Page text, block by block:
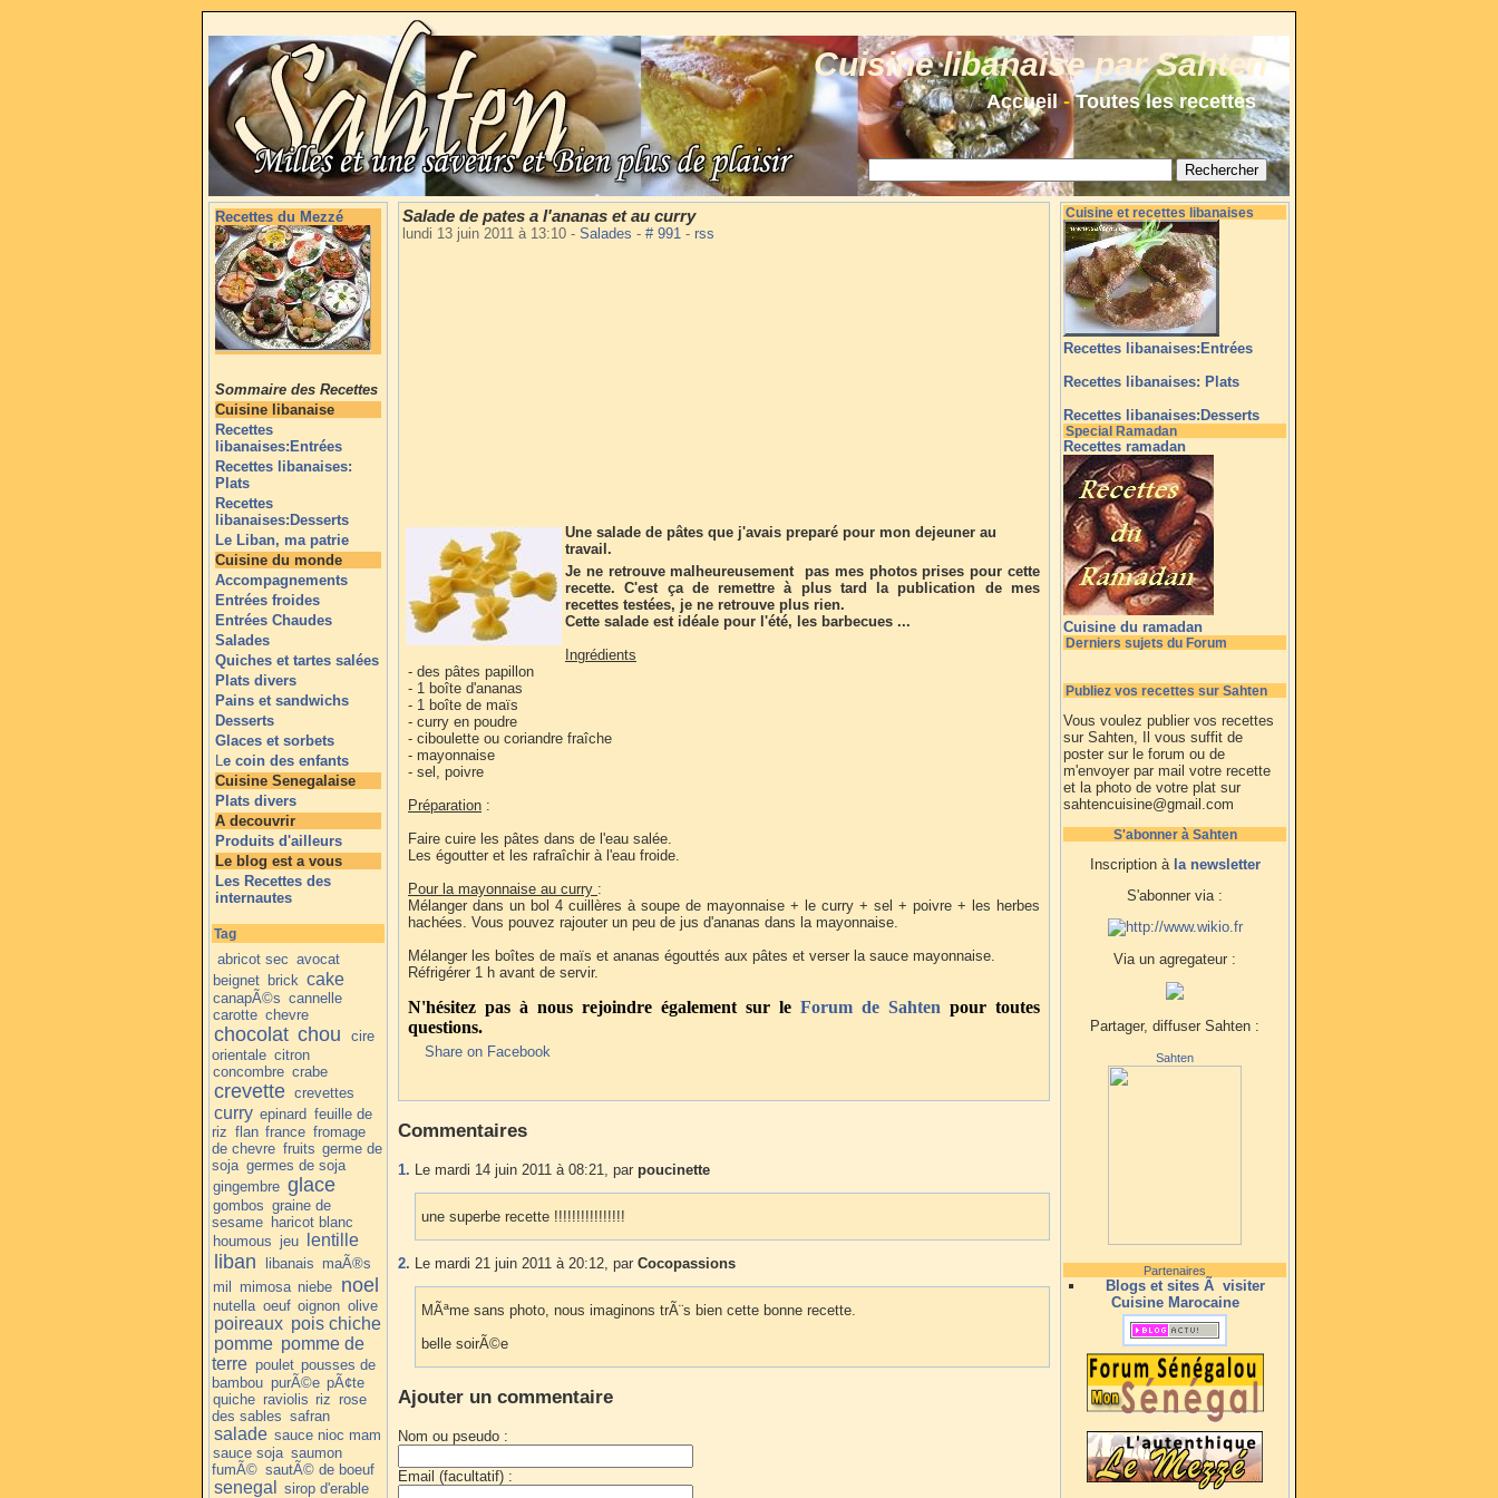
Cuisine libanaise par Sahten
Accueil-Toutes les recettes
Recettes du Mezzé
Sommaire des Recettes
Cuisine libanaise
Recettes
libanaises:Entrées
Recettes libanaises:
Plats
Recettes
libanaises:Desserts
Le Liban, ma patrie
Cuisine du monde
Accompagnements
Entrées froides
Entrées Chaudes
Salades
Quiches et tartes salées
Plats divers
Pains et sandwichs
Desserts
Glaces et sorbets
Le coin des enfants
Cuisine Senegalaise
Plats divers
A decouvrir
Produits d'ailleurs
Le blog est a vous
Les Recettes des
internautes
Tag
abricot sec avocat
beignet brick cake
canapÃ©s cannelle
carotte chevre
chocolat chou
cire
orientale citron
concombre crabe
crevette crevettes
curry epinard feuille de
riz flan france fromage
de chevre fruits germe de
soja germes de soja
gingembre glace
gombos graine de
sesame haricot blanc
houmous jeu lentille
liban libanais maÃ®s
mil mimosa niebe noel
nutella oeuf oignon olive
poireaux pois chiche
pomme pomme de
terre poulet pousses de
bambou purÃ©e pÃ¢te
quiche raviolis riz rose
des sables safran
salade sauce nioc mam
sauce soja saumon
fumÃ© sautÃ© de boeuf
senegal
sirop d'erable
Salade de pates a l'ananas et au curry
lundi 13 juin 2011 à 13:10 - Salades - # 991 - rss
Une salade de pâtes que j'avais preparé pour mon dejeuner au
travail.
Je ne retrouve malheureusement pas mes photos prises pour cette
recette. C'est ça de remettre à plus tard la publication de mes
recettes testées, je ne retrouve plus rien.
Cette salade est idéale pour l'été, les barbecues ...
Ingrédients
- des pâtes papillon
- 1 boîte d'ananas
- 1 boîte de maïs
- curry en poudre
- ciboulette ou coriandre fraîche
- mayonnaise
- sel, poivre
Préparation :
Faire cuire les pâtes dans de l'eau salée.
Les égoutter et les rafraîchir à l'eau froide.
Pour la mayonnaise au curry :
Mélanger dans un bol 4 cuillères à soupe de mayonnaise + le curry + sel + poivre + les herbes
hachées. Vous pouvez rajouter un peu de jus d'ananas dans la mayonnaise.
Mélanger les boîtes de maïs et ananas égouttés aux pâtes et verser la sauce mayonnaise.
Réfrigérer 1 h avant de servir.
N'hésitez pas à nous rejoindre également sur le Forum de Sahten pour toutes
questions.
Share on Facebook
Commentaires
1. Le mardi 14 juin 2011 à 08:21, par poucinette
une superbe recette !!!!!!!!!!!!!!!!
2. Le mardi 21 juin 2011 à 20:12, par Cocopassions
MÃªme sans photo, nous imaginons trÃ¨s bien cette bonne recette.
belle soirÃ©e
Ajouter un commentaire
Nom ou pseudo :
Email (facultatif) :
Cuisine et recettes libanaises
Recettes libanaises:Entrées
Recettes libanaises: Plats
Recettes libanaises:Desserts
Special Ramadan
Recettes ramadan
Cuisine du ramadan
Derniers sujets du Forum
Publiez vos recettes sur Sahten
Vous voulez publier vos recettes
sur Sahten, Il vous suffit de
poster sur le forum ou de
m'envoyer par mail votre recette
et la photo de votre plat sur
sahtencuisine@gmail.com
S'abonner à Sahten
Inscription à la newsletter
S'abonner via :
Via un agregateur :
Partager, diffuser Sahten :
Sahten
Partenaires
Blogs et sites Ã visiter
Cuisine Marocaine